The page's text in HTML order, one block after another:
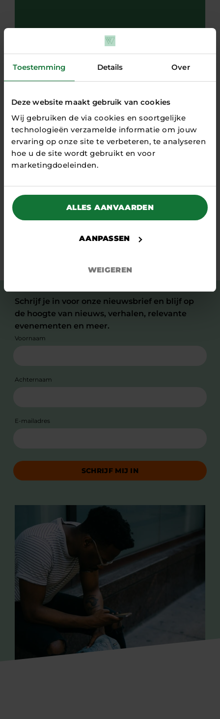
Toestemming Details Over
Deze website maakt gebruik van cookies
Wij gebruiken de via cookies en soortgelijke
technologieën verzamelde informatie om jouw
ervaring op onze site te verbeteren, te analyseren
hoe u de site wordt gebruikt en voor
marketingdoeleinden.
ALLES AANVAARDEN
AANPASSEN
WEIGEREN
11 JUNI 2026
Root Sustainability breidt eerder
opgehaalde financieringsronde
van € 1 mio verder uit bij ROM
InWest
NIEUWS
van een eerdere investeringsronde in
december 2025, geleid door Borski Fund en...
alle artikelen
Schrijf je in voor onze nieuwsbrief en blijf op
de hoogte van nieuws, verhalen, relevante
evenementen en meer.
Voornaam
Achternaam
E-mailadres
SCHRIJF MIJ IN